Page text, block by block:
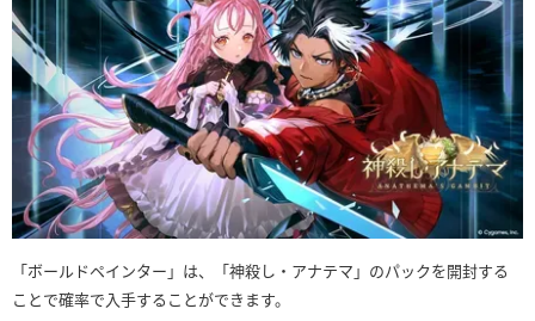
「ボールドペインター」は、「神殺し・アナテマ」のパックを開封する
ことで確率で入手することができます。